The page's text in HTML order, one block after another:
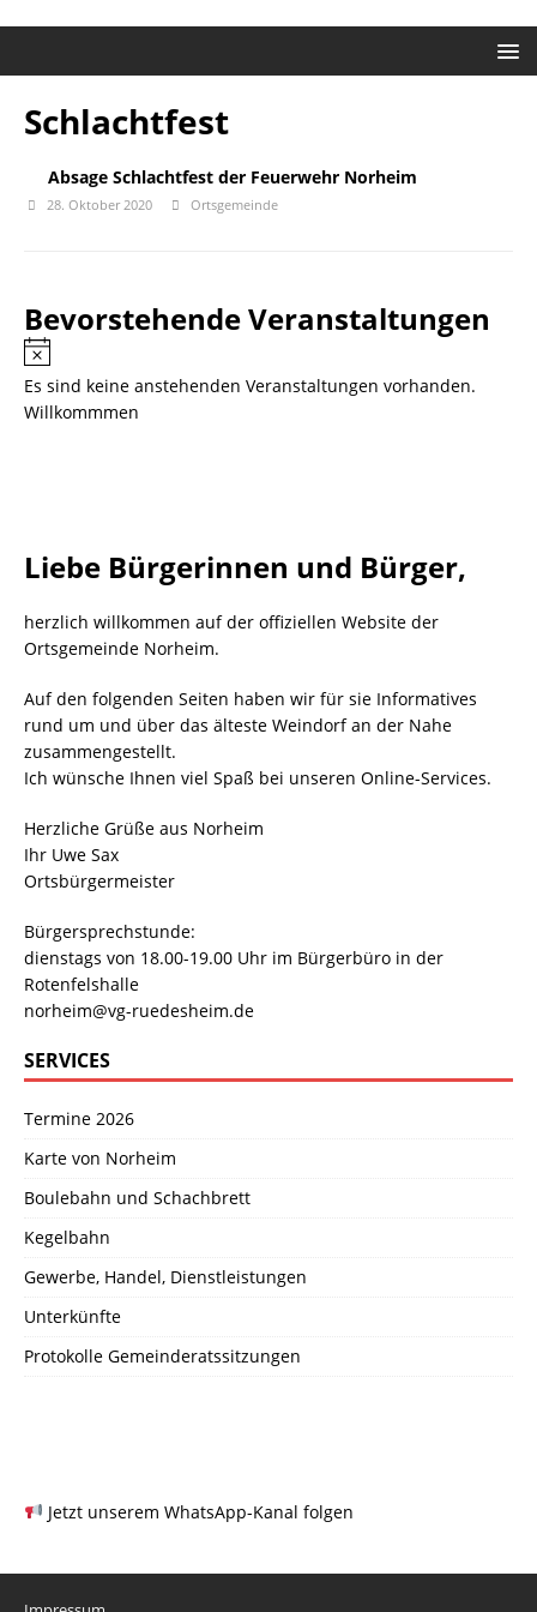
Schlachtfest
Absage Schlachtfest der Feuerwehr Norheim
28. Oktober 2020 Ortsgemeinde
Bevorstehende Veranstaltungen
n
Es sind keine anstehenden Veranstaltungen vorhanden.
Willkommmen
Liebe Bürgerinnen und Bürger,
herzlich willkommen auf der offiziellen Website der
Ortsgemeinde Norheim.
Auf den folgenden Seiten haben wir für sie Informatives
rund um und über das älteste Weindorf an der Nahe
zusammengestellt.
Ich wünsche Ihnen viel Spaß bei unseren Online-Services.
Herzliche Grüße aus Norheim
Ihr Uwe Sax
Ortsbürgermeister
Bürgersprechstunde:
dienstags von 18.00-19.00 Uhr im Bürgerbüro in der
Rotenfelshalle
norheim@vg-ruedesheim.de
SERVICES
Termine 2026
Karte von Norheim
Boulebahn und Schachbrett
Kegelbahn
Gewerbe, Handel, Dienstleistungen
Unterkünfte
Protokolle Gemeinderatssitzungen
Jetzt unserem WhatsApp-Kanal folgen